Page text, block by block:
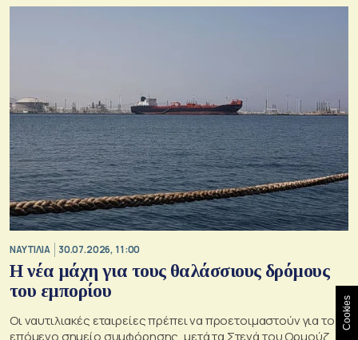
ΝΑΥΤΙΛΙΑ 30.07.2026, 11:00
Η νέα μάχη για τους θαλάσσιους δρόμους
του εμπορίου
Οι ναυτιλιακές εταιρείες πρέπει να προετοιμαστούν για το
επόμενο σημείο συμφόρησης, μετά τα Στενά του Ορμούζ,
Cookies